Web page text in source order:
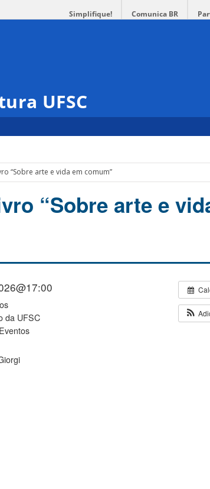
Simplifique! Comunica BR
UFSC
“Sobre arte e vida em comum”
“Sobre arte e
da UFSC